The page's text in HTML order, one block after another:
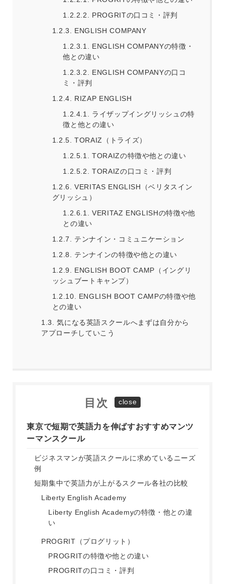
1.2.2.2. PROGRITの口コミ・評判
1.2.3. ENGLISH COMPANY
1.2.3.1. ENGLISH COMPANYの特徴・
他との違い
1.2.3.2. ENGLISH COMPANYの口コ
ミ・評判
1.2.4. RIZAP ENGLISH
1.2.4.1. ライザップイングリッシュの特
徴と他との違い
1.2.5. TORAIZ（トライズ）
1.2.5.1. TORAIZの特徴や他との違い
1.2.5.2. TORAIZの口コミ・評判
1.2.6. VERITAS ENGLISH（ベリタスイン
グリッシュ）
1.2.6.1. VERITAZ ENGLISHの特徴や他
との違い
1.2.7. テンナイン・コミュニケーション
1.2.8. テンナインの特徴や他との違い
1.2.9. ENGLISH BOOT CAMP（イングリ
ッシュブートキャンプ）
1.2.10. ENGLISH BOOT CAMPの特徴や他
との違い
1.3. 気になる英語スクールへまずは自分から
アプローチしていこう
目次
東京で短期で英語力を伸ばすおすすめマンツ
ーマンスクール
ビジネスマンが英語スクールに求めているニーズ
例
短期集中で英語力が上がるスクール各社の比較
Liberty English Academy
Liberty English Academyの特徴・他との違
い
PROGRIT（プログリット）
PROGRITの特徴や他との違い
PROGRITの口コミ・評判